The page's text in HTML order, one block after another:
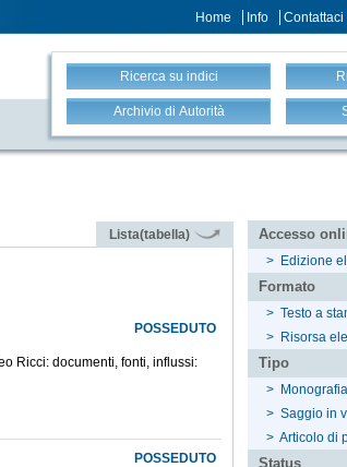
Home Info Contattaci
Ricerca su indici
Archivio di Autorità
Lista(tabella)
POSSEDUTO
Ricci: documenti, fonti, influssi:
POSSEDUTO
Accesso
> Edizione
Formato
> Testo a
> Risorsa
Tipo
>
> Saggio in
> Articolo di
Status